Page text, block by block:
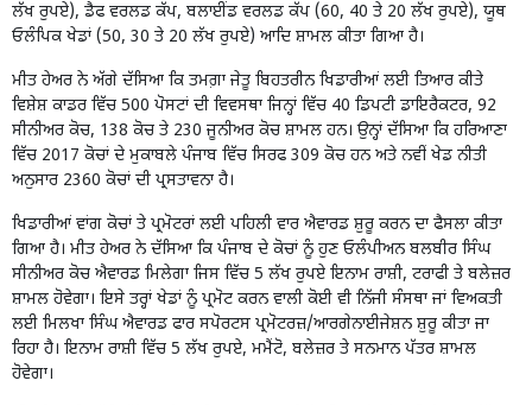
ਲੱਖ ਰੁਪਏ), ਡੈਫ ਵਰਲਡ ਕੱਪ, ਬਲਾਈਂਡ ਵਰਲਡ ਕੱਪ (60, 40 ਤੇ 20 ਲੱਖ ਰੁਪਏ), ਯੂਥ
ਓਲੰਪਿਕ ਖੇਡਾਂ (50, 30 ਤੇ 20 ਲੱਖ ਰੁਪਏ) ਆਦਿ ਸ਼ਾਮਲ ਕੀਤਾ ਗਿਆ ਹੈ।
ਮੀਤ ਹੇਅਰ ਨੇ ਅੱਗੇ ਦੱਸਿਆ ਕਿ ਤਮਗ਼ਾ ਜੇਤੂ ਬਿਹਤਰੀਨ ਖਿਡਾਰੀਆਂ ਲਈ ਤਿਆਰ ਕੀਤੇ
ਵਿਸ਼ੇਸ਼ ਕਾਡਰ ਵਿੱਚ 500 ਪੋਸਟਾਂ ਦੀ ਵਿਵਸਥਾ ਜਿਨ੍ਹਾਂ ਵਿੱਚ 40 ਡਿਪਟੀ ਡਾਇਰੈਕਟਰ, 92
ਸੀਨੀਅਰ ਕੋਚ, 138 ਕੋਚ ਤੇ 230 ਜੂਨੀਅਰ ਕੋਚ ਸ਼ਾਮਲ ਹਨ। ਉਨ੍ਹਾਂ ਦੱਸਿਆ ਕਿ ਹਰਿਆਣਾ
ਵਿੱਚ 2017 ਕੋਚਾਂ ਦੇ ਮੁਕਾਬਲੇ ਪੰਜਾਬ ਵਿੱਚ ਸਿਰਫ 309 ਕੋਚ ਹਨ ਅਤੇ ਨਵੀਂ ਖੇਡ ਨੀਤੀ
ਅਨੁਸਾਰ 2360 ਕੋਚਾਂ ਦੀ ਪ੍ਰਸਤਾਵਨਾ ਹੈ।
ਖਿਡਾਰੀਆਂ ਵਾਂਗ ਕੋਚਾਂ ਤੇ ਪ੍ਰਮੋਟਰਾਂ ਲਈ ਪਹਿਲੀ ਵਾਰ ਐਵਾਰਡ ਸ਼ੁਰੂ ਕਰਨ ਦਾ ਫੈਸਲਾ ਕੀਤਾ
ਗਿਆ ਹੈ। ਮੀਤ ਹੇਅਰ ਨੇ ਦੱਸਿਆ ਕਿ ਪੰਜਾਬ ਦੇ ਕੋਚਾਂ ਨੂੰ ਹੁਣ ਓਲੰਪੀਅਨ ਬਲਬੀਰ ਸਿੰਘ
ਸੀਨੀਅਰ ਕੋਚ ਐਵਾਰਡ ਮਿਲੇਗਾ ਜਿਸ ਵਿੱਚ 5 ਲੱਖ ਰੁਪਏ ਇਨਾਮ ਰਾਸ਼ੀ, ਟਰਾਫੀ ਤੇ ਬਲੇਜ਼ਰ
ਸ਼ਾਮਲ ਹੋਵੇਗਾ। ਇਸੇ ਤਰ੍ਹਾਂ ਖੇਡਾਂ ਨੂੰ ਪ੍ਰਮੋਟ ਕਰਨ ਵਾਲੀ ਕੋਈ ਵੀ ਨਿੱਜੀ ਸੰਸਥਾ ਜਾਂ ਵਿਅਕਤੀ
ਲਈ ਮਿਲਖਾ ਸਿੰਘ ਐਵਾਰਡ ਫਾਰ ਸਪੋਰਟਸ ਪ੍ਰਮੋਟਰਜ਼/ਆਰਗੇਨਾਈਜੇਸ਼ਨ ਸ਼ੁਰੂ ਕੀਤਾ ਜਾ
ਰਿਹਾ ਹੈ। ਇਨਾਮ ਰਾਸ਼ੀ ਵਿੱਚ 5 ਲੱਖ ਰੁਪਏ, ਮਮੈਂਟੋ, ਬਲੇਜ਼ਰ ਤੇ ਸਨਮਾਨ ਪੱਤਰ ਸ਼ਾਮਲ
ਹੋਵੇਗਾ।